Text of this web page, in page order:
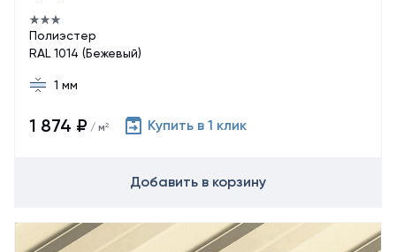
Полиэстер
RAL 1014 (Бежевый)
1 мм
1 874 ₽ / м² Купить в 1 клик
Добавить в корзину